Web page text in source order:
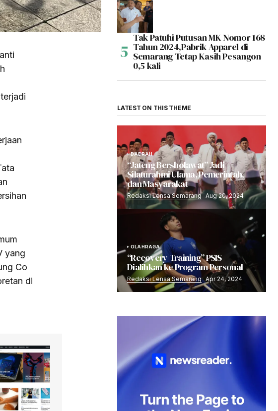
yang
Co
di
Tak Patuhi Putusan MK Nomor 168
Tahun 2024,Pabrik Apparel di
Semarang Tetap Kasih Pesangon
0,5 kali
LATEST ON THIS THEME
DAERAH
“Jateng Bersholawat” Jadi
Silaturahmi Ulama, Pemerintah,
dan Masyarakat
Redaksi Lensa Semarang Aug 20, 2024
OLAHRAGA
“Recovery Training” PSIS
Dialihkan ke Program Personal
Redaksi Lensa Semarang Apr 24, 2024